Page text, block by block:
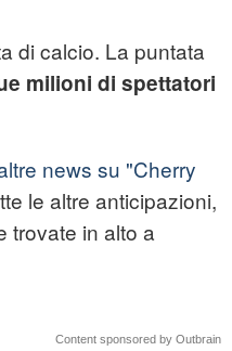
di calcio. La puntata
milioni di spettatori
news su "Cherry
le altre anticipazioni,
trovate in alto a
Content sponsored by Outbrain